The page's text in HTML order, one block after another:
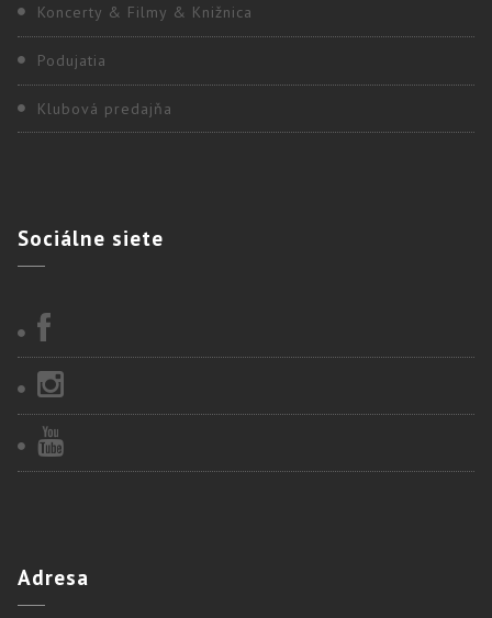
Koncerty & Filmy & Knižnica
Podujatia
Klubová predajňa
Sociálne siete
Adresa